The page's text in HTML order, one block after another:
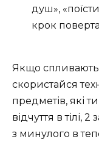
душ»,
крок
Якщо спливають
скористайся
предметів, які
відчуття в тілі,
з минулого в